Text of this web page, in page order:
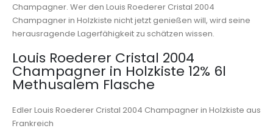
Champagner. Wer den Louis Roederer Cristal 2004
Champagner in Holzkiste nicht jetzt genießen will, wird seine
herausragende Lagerfähigkeit zu schätzen wissen.
Louis Roederer Cristal 2004
Champagner in Holzkiste 12% 6l
Methusalem Flasche
Edler Louis Roederer Cristal 2004 Champagner in Holzkiste aus
Frankreich